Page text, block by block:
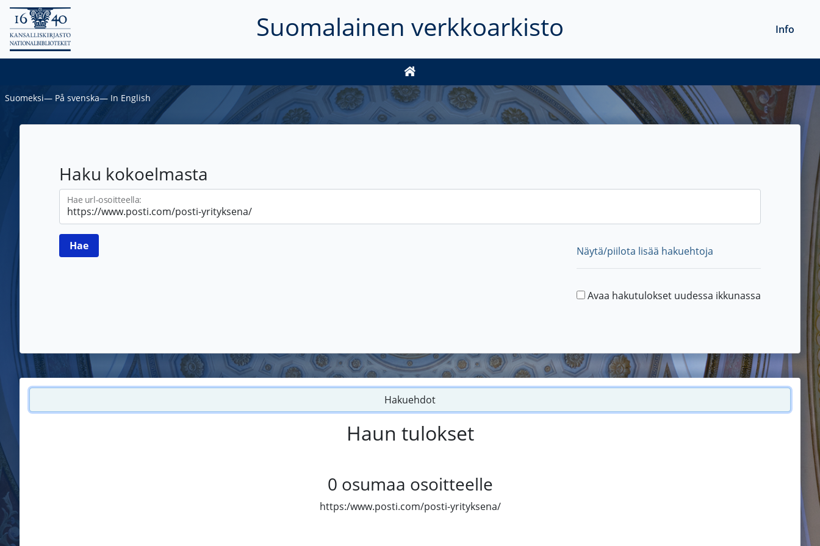
Suomalainen verkkoarkisto Info
Suomeksi― På svenska― In English
Haku kokoelmasta
Hae url-osoitteella:
Näytä/piilota lisää hakuehtoja
Avaa hakutulokset uudessa ikkunassa
Hakuehdot
Haun tulokset
0 osumaa osoitteelle
https:/www.posti.com/posti-yrityksena/